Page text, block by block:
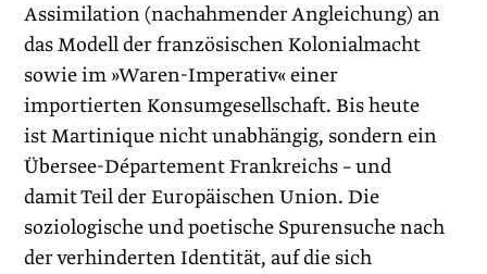
Assimilation (nachahmender Angleichung) an
das Modell der französischen Kolonialmacht
sowie im »Waren-Imperativ« einer
importierten Konsumgesellschaft. Bis heute
ist Martinique nicht unabhängig, sondern ein
Übersee-Département Frankreichs – und
damit Teil der Europäischen Union. Die
soziologische und poetische Spurensuche nach
der verhinderten Identität, auf die sich